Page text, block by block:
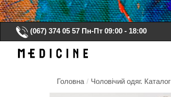
(067) 374 05 57 Пн-Пт 09:00 - 18:00
Головна / Чоловічий одяг. Каталог